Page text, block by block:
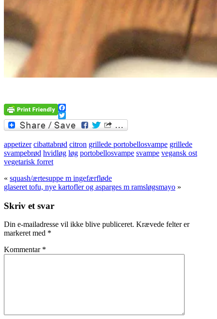
Facebook
Twitter
appetizer cibattabrød citron grillede portobellosvampe grillede
svampebrød hvidløg løg portobellosvampe svampe vegansk ost
vegetarisk forret
« squash/ærtesuppe m ingefærfløde
glaseret tofu, nye kartofler og asparges m ramsløgsmayo »
Skriv et svar
Din e-mailadresse vil ikke blive publiceret. Krævede felter er
markeret med *
Kommentar *